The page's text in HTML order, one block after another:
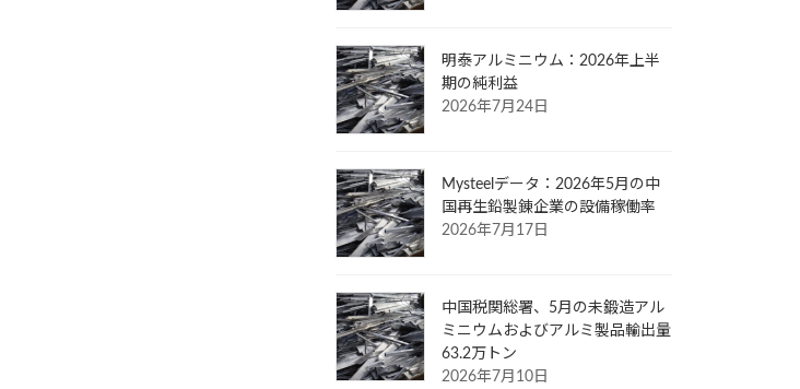
明泰アルミニウム：2026年上半
期の純利益
2026年7月24日
Mysteelデータ：2026年5月の中
国再生鉛製錬企業の設備稼働率
2026年7月17日
中国税関総署、5月の未鍛造アル
ミニウムおよびアルミ製品輸出量
63.2万トン
2026年7月10日